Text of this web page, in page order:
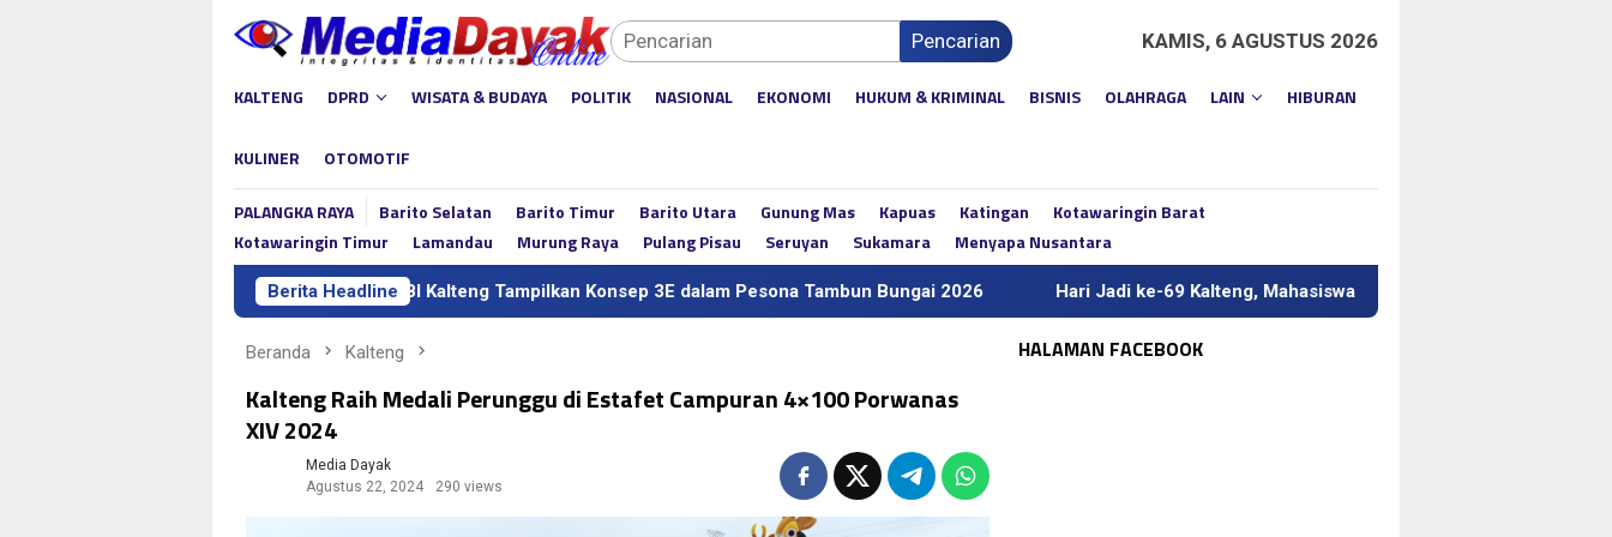
Loncat
Pencarian KAMIS, 6 AGUSTUS 2026
KALTENG DPRD WISATA & BUDAYA POLITIK NASIONAL EKONOMI HUKUM & KRIMINAL BISNIS OLAHRAGA LAIN HIBURAN
KULINER OTOMOTIF
PALANGKA RAYA Barito Selatan Barito Timur Barito Utara Gunung Mas Kapuas Katingan
Kotawaringin Barat
Kotawaringin Timur
Lamandau Murung Raya Pulang Pisau Seruyan Sukamara Menyapa Nusantara
Berita Headline
Dukung Pengembangan UMKM, BI Kalteng Tampilkan Konsep 3E dalam Pesona Tambun Bungai 2026 Hari Jadi ke-69 Kalteng, Mahasiswa Bisa Tebus Bapok Hanya Rp10 Ribu
Beranda Kalteng
Kalteng Raih Medali Perunggu di Estafet Campuran 4×100 Porwanas
XIV 2024
Media Dayak
Agustus 22, 2024
290 views
HALAMAN FACEBOOK